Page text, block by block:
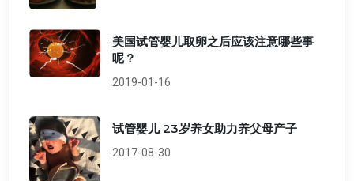
美国试管婴儿取卵之后应该注意哪些事
呢？
2019-01-16
试管婴儿 23岁养女助力养父母产子
2017-08-30